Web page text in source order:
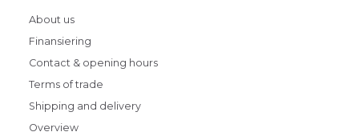
About us
Finansiering
Contact & opening hours
Terms of trade
Shipping and delivery
Overview